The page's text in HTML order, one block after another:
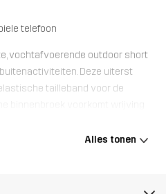
telefoon
vochtafvoerende outdoor short
Deze uiterst
tailleband voor de
in de taille. De Rise 2-in-1 short
Alles tonen